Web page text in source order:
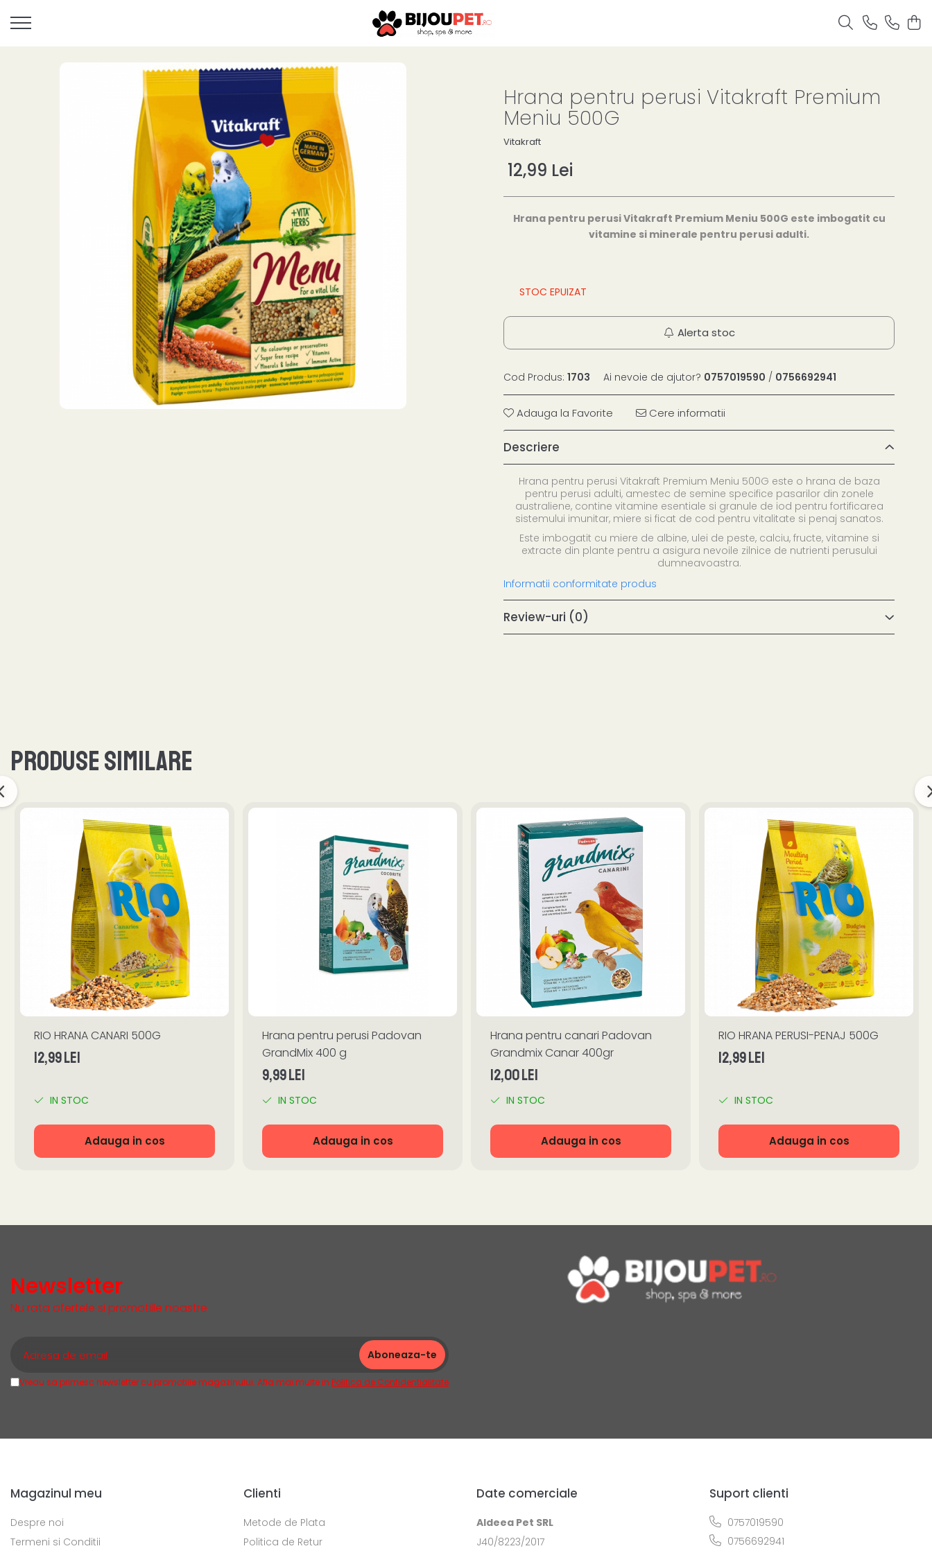
Hrana pentru perusi Vitakraft Premium
Meniu 500G
Vitakraft
12,99 Lei
Hrana pentru perusi Vitakraft Premium Meniu 500G este imbogatit cu
vitamine si minerale pentru perusi adulti.
STOC EPUIZAT
Alerta stoc
Cod Produs: 1703 Ai nevoie de ajutor? 0757019590 / 0756692941
Adauga la Favorite Cere informatii
Descriere
Hrana pentru perusi Vitakraft Premium Meniu 500G este o hrana de baza
pentru perusi adulti, amestec de semine specifice pasarilor din zonele
australiene, contine vitamine esentiale si granule de iod pentru fortificarea
sistemului imunitar, miere si ficat de cod pentru vitalitate si penaj sanatos.
Este imbogatit cu miere de albine, ulei de peste, calciu, fructe, vitamine si
extracte din plante pentru a asigura nevoile zilnice de nutrienti perusului
dumneavoastra.
Informatii conformitate produs
Review-uri (0)
Produse similare
RIO HRANA CANARI 500G
12,99 Lei
IN STOC
Adauga in cos
Hrana pentru perusi Padovan
GrandMix 400 g
9,99 Lei
IN STOC
Adauga in cos
Hrana pentru canari Padovan
Grandmix Canar 400gr
12,00 Lei
IN STOC
Adauga in cos
RIO HRANA PERUSI-PENAJ 500G
12,99 Lei
IN STOC
Adauga in cos
Newsletter
Nu rata ofertele si promotiile noastre
Vreau sa primesc newsletter cu promotiile magazinului. Afla mai multe in Politica de Confidentialitate
Magazinul meu
Despre noi
Termeni si Conditii
Clienti
Metode de Plata
Politica de Retur
Date comerciale
Aldeea Pet SRL
J40/8223/2017
Suport clienti
0757019590
0756692941